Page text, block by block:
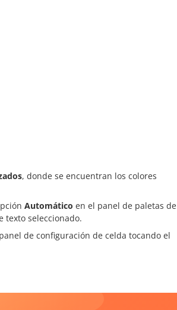
, donde se encuentran los colores
Automático en el panel de paletas de
texto seleccionado.
de configuración de celda tocando el